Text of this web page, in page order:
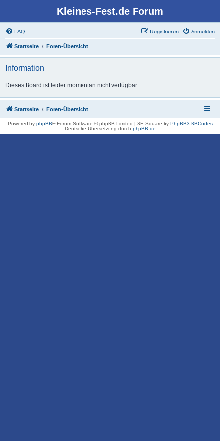
Kleines-Fest.de Forum
FAQ Anmelden
Registrieren
Startseite Foren-Übersicht
Information
Dieses Board ist leider momentan nicht verfügbar.
Startseite Foren-Übersicht
Powered by phpBB® Forum Software © phpBB Limited | SE Square by PhpBB3 BBCodes
Deutsche Übersetzung durch phpBB.de